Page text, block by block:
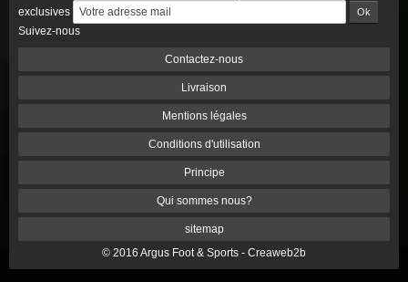
exclusives
Suivez-nous
Contactez-nous
Livraison
Mentions légales
Conditions d'utilisation
Principe
Qui sommes nous?
sitemap
© 2016 Argus Foot & Sports - Creaweb2b